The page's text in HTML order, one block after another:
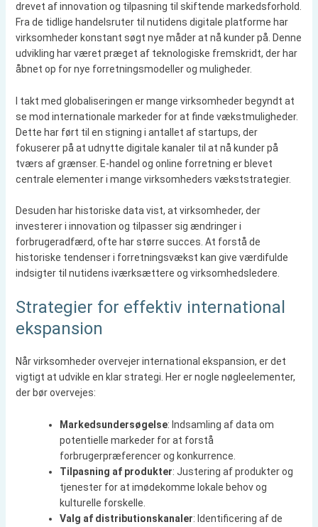
drevet af innovation og tilpasning til skiftende markedsforhold.
Fra de tidlige handelsruter til nutidens digitale platforme har
virksomheder konstant søgt nye måder at nå kunder på. Denne
udvikling har været præget af teknologiske fremskridt, der har
åbnet op for nye forretningsmodeller og muligheder.
I takt med globaliseringen er mange virksomheder begyndt at
se mod internationale markeder for at finde vækstmuligheder.
Dette har ført til en stigning i antallet af startups, der
fokuserer på at udnytte digitale kanaler til at nå kunder på
tværs af grænser. E-handel og online forretning er blevet
centrale elementer i mange virksomheders vækststrategier.
Desuden har historiske data vist, at virksomheder, der
investerer i innovation og tilpasser sig ændringer i
forbrugeradfærd, ofte har større succes. At forstå de
historiske tendenser i forretningsvækst kan give værdifulde
indsigter til nutidens iværksættere og virksomhedsledere.
Strategier for effektiv international
ekspansion
Når virksomheder overvejer international ekspansion, er det
vigtigt at udvikle en klar strategi. Her er nogle nøgleelementer,
der bør overvejes:
Markedsundersøgelse: Indsamling af data om
potentielle markeder for at forstå
forbrugerpræferencer og konkurrence.
Tilpasning af produkter: Justering af produkter og
tjenester for at imødekomme lokale behov og
kulturelle forskelle.
Valg af distributionskanaler: Identificering af de